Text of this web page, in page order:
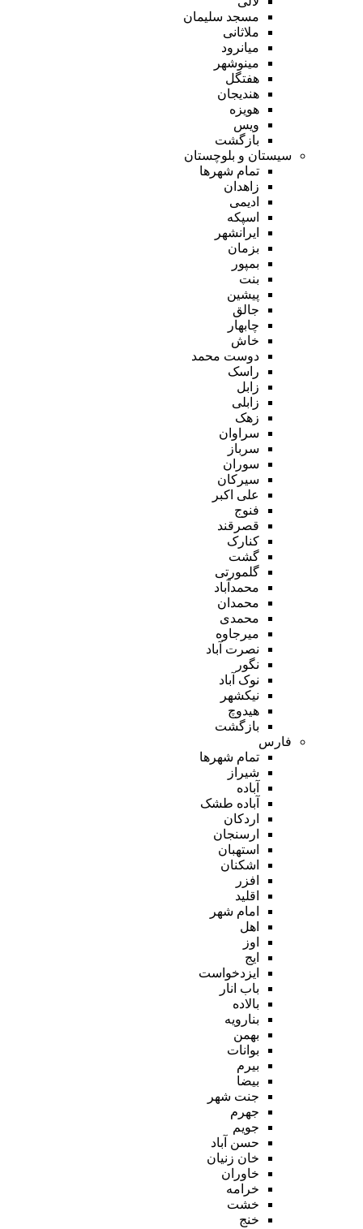
مسجد سلیمان
ملاثانی
میانرود
مینوشهر
هفتگل
هندیجان
هویزه
ویس
بازگشت
سیستان و بلوچستان
تمام شهر‌ها
زاهدان
ادیمی
اسپکه
ایرانشهر
بزمان
بمپور
بنت
پیشین
جالق
چابهار
خاش
دوست محمد
راسک
زابل
زابلی
زهک
سراوان
سرباز
سوران
سیرکان
علی اکبر
فنوج
قصرقند
کنارک
گشت
گلمورتی
محمدآباد
محمدان
محمدی
میرجاوه
نصرت آباد
نگور
نوک آباد
نیکشهر
هیدوچ
بازگشت
فارس
تمام شهر‌ها
شیراز
آباده
آباده طشک
اردکان
ارسنجان
استهبان
اشکنان
افزر
اقلید
امام شهر
اهل
اوز
ایج
ایزدخواست
باب انار
بالاده
بنارویه
بهمن
بوانات
بیرم
بیضا
جنت شهر
جهرم
جویم
حسن آباد
خان زنیان
خاوران
خرامه
خشت
خنج